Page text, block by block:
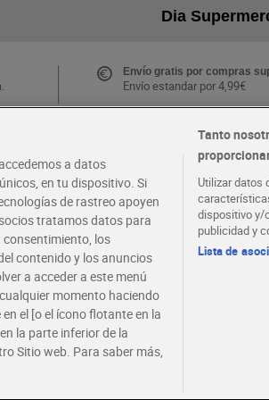
Dia
Envío gratis por compras
Envío estandar por 4,99€
Folletos y Tiendas
cercana
DIA · EMPLEO
a datos
en tu dispositivo. Si
de rastreo apoyen
tratamos datos para
los
contenido y los anuncios
a acceder a este menú
momento haciendo
el [o el ícono flotante en la
la parte inferior de la
Sitio web. Para saber más,
Tanto
Utilizar datos
dispositivo y/
publicidad y
Lista de